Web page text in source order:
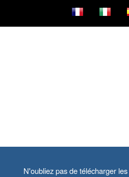
N'oubliez pas de télécharger les